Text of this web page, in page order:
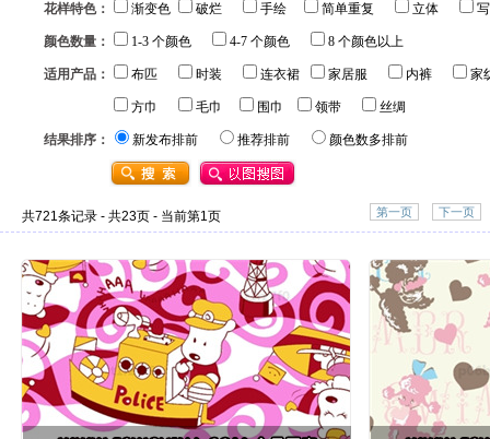
花样特色： 渐变色 破烂 手绘 简单重复 立体
颜色数量： 1-3 个颜色 4-7 个颜色 8 个颜色以上
适用产品： 布匹 时装 连衣裙 家居服 内裤 家
方巾 毛巾 围巾 领带 丝绸
结果排序： 新发布排前 推荐排前 颜色数多排前
共721条记录 - 共23页 - 当前第1页 第一页 下一页